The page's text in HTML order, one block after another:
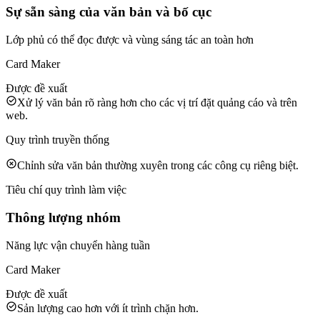
Sự sẵn sàng của văn bản và bố cục
Lớp phủ có thể đọc được và vùng sáng tác an toàn hơn
Card Maker
Được đề xuất
Xử lý văn bản rõ ràng hơn cho các vị trí đặt quảng cáo và trên
web.
Quy trình truyền thống
Chỉnh sửa văn bản thường xuyên trong các công cụ riêng biệt.
Tiêu chí quy trình làm việc
Thông lượng nhóm
Năng lực vận chuyển hàng tuần
Card Maker
Được đề xuất
Sản lượng cao hơn với ít trình chặn hơn.